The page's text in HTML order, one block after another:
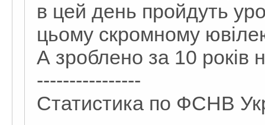
в цей день пройдуть
цьому скромному
А зроблено за 10 років
----------------
Статистика по ФСНВ